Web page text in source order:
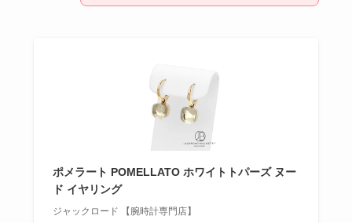
ポメラート POMELLATO ホワイトトパーズ ヌー
ド イヤリング
ジャックロード 【腕時計専門店】